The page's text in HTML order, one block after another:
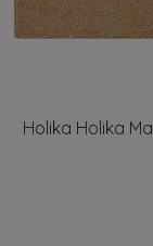
Holika Holika